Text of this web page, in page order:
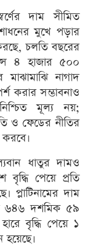
দাম সীমিত
মুখে পড়ার
করছে, চলতি বছরের
৪ হাজার ৫০০
নাগাদ
করার সম্ভাবনাও
মূল্য নয়;
ও ফেডের নীতির
ধাতুর দামও
পেয়ে প্রতি
দাম
৬৪৬ দশমিক ৫৯
বৃদ্ধি পেয়ে ১